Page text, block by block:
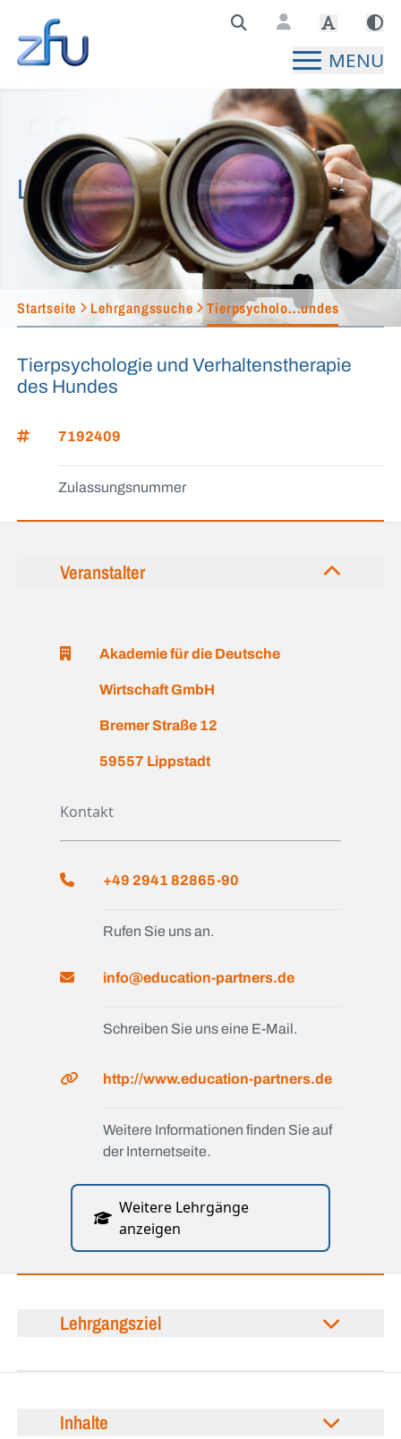
Zentralstelle für Fernunterricht Hauptseite
MENU
Lehrgangssuche
Startseite Lehrgangssuche Tierpsycholo...undes
Tierpsychologie und Verhaltenstherapie
des Hundes
7192409
Zulassungsnummer
Veranstalter
Akademie für die Deutsche
Wirtschaft GmbH
Bremer Straße 12
59557 Lippstadt
Kontakt
+49 2941 82865-90
Rufen Sie uns an.
info@education-partners.de
Schreiben Sie uns eine E-Mail.
http://www.education-partners.de
Weitere Informationen finden Sie auf
der Internetseite.
Weitere Lehrgänge
anzeigen
Lehrgangsziel
Inhalte